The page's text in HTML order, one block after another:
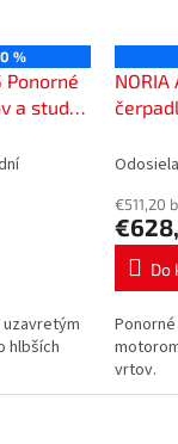
%
Ponorné
a studní,
hlbších
NORIA
káblom
€511,20
Do
vrtov.